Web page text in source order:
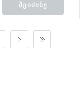
ᲨᲔᲘᲫᲘᲜᲔ